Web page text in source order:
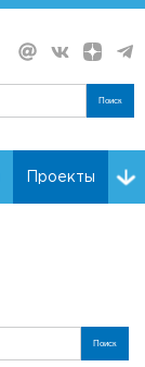
Поиск
Проекты
Поиск